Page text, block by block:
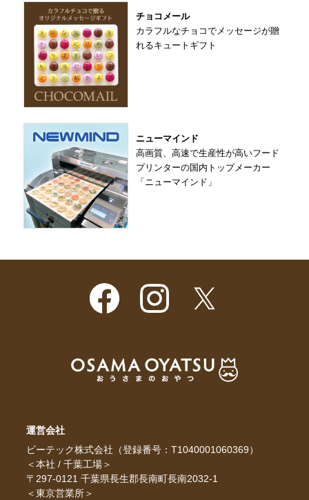
チョコメール
カラフルなチョコでメッセージが贈
れるキュートギフト
ニューマインド
高画質、高速で生産性が高いフード
プリンターの国内トップメーカー
「ニューマインド」
運営会社
ビーテック株式会社（登録番号：T1040001060369）
＜本社 / 千葉工場＞
〒297-0121 千葉県長生郡長南町長南2032-1
＜東京営業所＞